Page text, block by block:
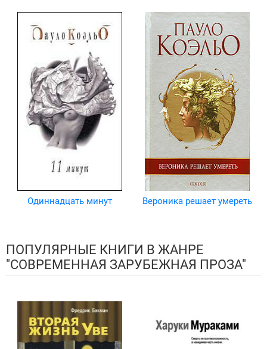
Одиннадцать минут Вероника решает умереть
ПОПУЛЯРНЫЕ КНИГИ В ЖАНРЕ
"СОВРЕМЕННАЯ ЗАРУБЕЖНАЯ ПРОЗА"